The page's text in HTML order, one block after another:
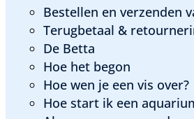
Bestellen en verzenden
Terugbetaal &
De Betta
Hoe het begon
Hoe wen je een vis over?
Hoe start ik een